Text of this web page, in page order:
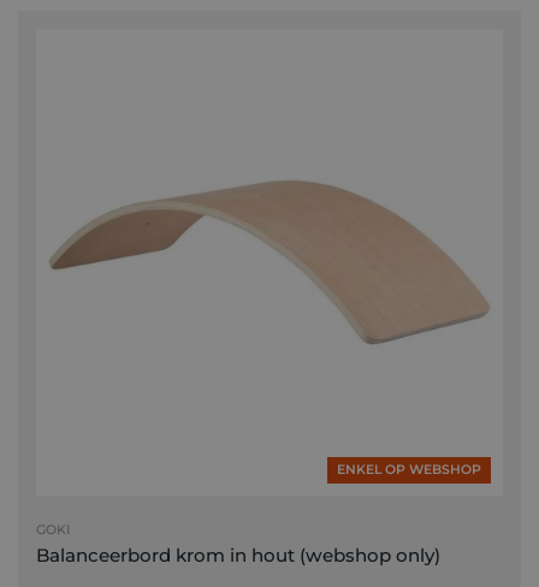
ENKEL OP WEBSHOP
GOKI
Balanceerbord krom in hout (webshop only)